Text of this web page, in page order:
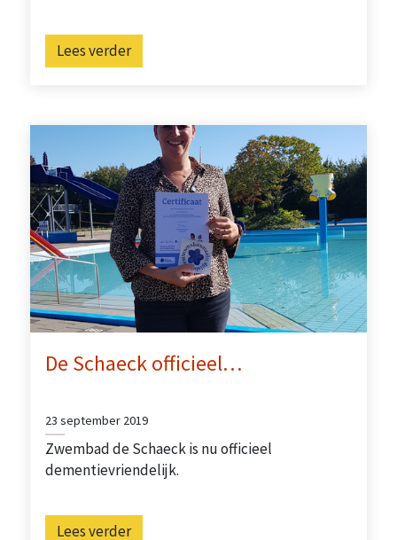
Lees verder
De Schaeck officieel…
23 september 2019
Zwembad de Schaeck is nu officieel
dementievriendelijk.
Lees verder